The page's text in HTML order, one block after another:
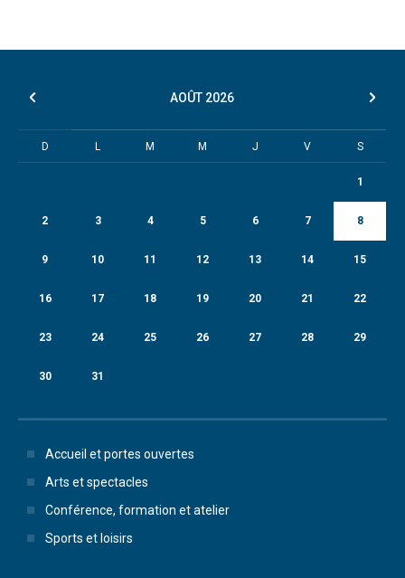
AOÛT 2026
D L M M J V S
1
2 3 4 5 6 7 8
9 10 11 12 13 14 15
16 17 18 19 20 21 22
23 24 25 26 27 28 29
30 31
Accueil et portes ouvertes
Arts et spectacles
Conférence, formation et atelier
Sports et loisirs